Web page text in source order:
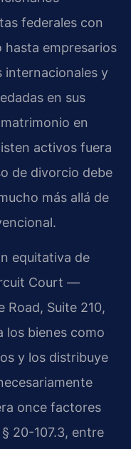
federales con
hasta empresarios
internacionales y
en sus
en
activos fuera
de divorcio debe
más allá de
equitativa de
Court —
Road, Suite 210,
los bienes como
y los distribuye
once factores
20-107.3, entre